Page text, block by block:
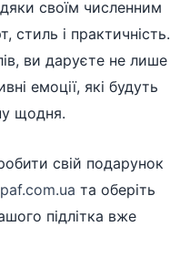
своїм численним
стиль і практичність.
ви даруєте не лише
емоції, які будуть
щодня.
свій подарунок
та оберіть
підлітка вже